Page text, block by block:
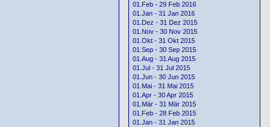
01.Feb - 29 Feb 2016
01.Jan - 31 Jan 2016
01.Dez - 31 Dez 2015
01.Nov - 30 Nov 2015
01.Okt - 31 Okt 2015
01.Sep - 30 Sep 2015
01.Aug - 31 Aug 2015
01.Jul - 31 Jul 2015
01.Jun - 30 Jun 2015
01.Mai - 31 Mai 2015
01.Apr - 30 Apr 2015
01.Mär - 31 Mär 2015
01.Feb - 28 Feb 2015
01.Jan - 31 Jan 2015